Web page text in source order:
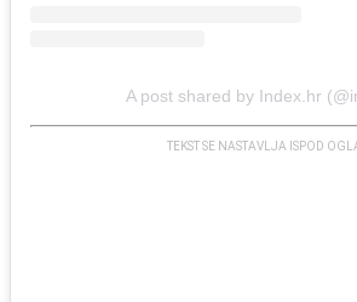
A post shared by Index.hr
TEKST SE NASTAVLJA ISPOD